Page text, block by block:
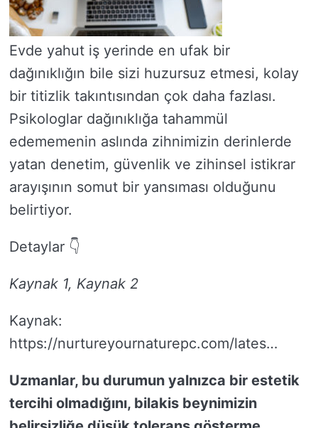
Evde yahut iş yerinde en ufak bir
dağınıklığın bile sizi huzursuz etmesi, kolay
bir titizlik takıntısından çok daha fazlası.
Psikologlar dağınıklığa tahammül
edememenin aslında zihnimizin derinlerde
yatan denetim, güvenlik ve zihinsel istikrar
arayışının somut bir yansıması olduğunu
belirtiyor.
Detaylar 👇
Kaynak 1, Kaynak 2
Kaynak:
https://nurtureyournaturepc.com/lates…
Uzmanlar, bu durumun yalnızca bir estetik
tercihi olmadığını, bilakis beynimizin